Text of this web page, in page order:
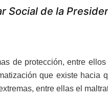
Social de la
de protección, entre
que existe hacia
entre ellas el